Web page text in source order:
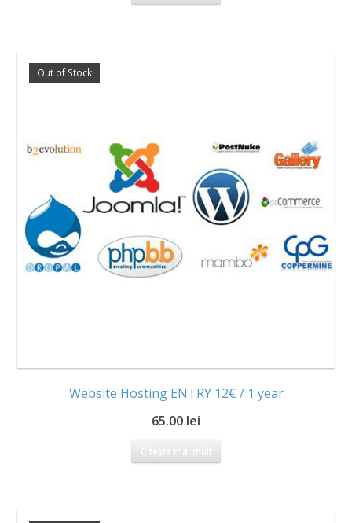
Out of Stock
Website Hosting ENTRY 12€ / 1 year
65.00 lei
Citește mai mult